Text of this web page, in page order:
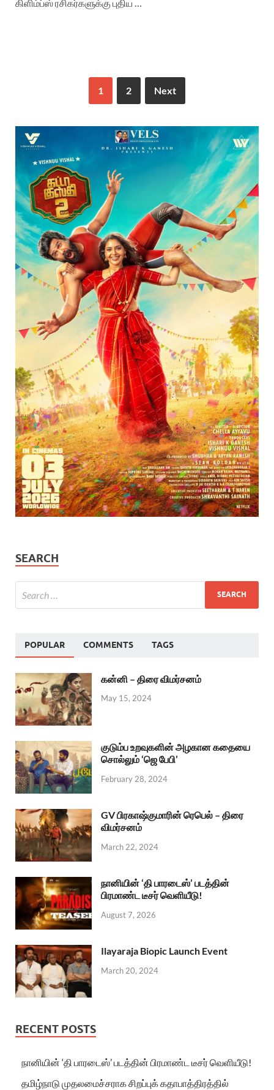
கிளிம்ப்ஸ் ரசிகர்களுக்கு புதிய …
1 2 Next
SEARCH
POPULAR COMMENTS TAGS
கன்னி – திரை விமர்சனம்
May 15, 2024
குடும்ப உறவுகளின் அழகான கதையை
சொல்லும் ‘ஜெ பேபி’
February 28, 2024
GV பிரகாஷ்குமாரின் ரெபெல் – திரை
விமர்சனம்
March 22, 2024
நானியின் ‘தி பாரடைஸ்’ படத்தின்
பிரமாண்ட டீசர் வெளியீடு!
August 7, 2026
Ilayaraja Biopic Launch Event
March 20, 2024
RECENT POSTS
நானியின் ‘தி பாரடைஸ்’ படத்தின் பிரமாண்ட டீசர் வெளியீடு!
தமிழ்நாடு முதலமைச்சராக சிறப்புக் கதாபாத்திரத்தில்